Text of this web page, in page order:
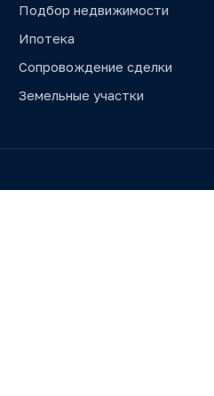
Подбор недвижимости
Ипотека
Сопровождение сделки
Земельные участки